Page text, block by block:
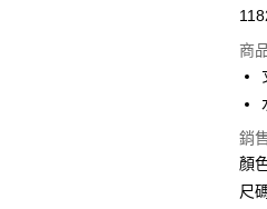
商
銷
顏
尺